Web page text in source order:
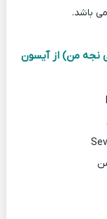
می باشد.
نجه من) از آیسون